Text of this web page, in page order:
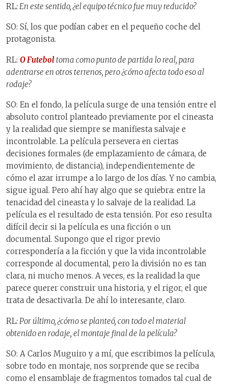
RL: En este sentido, ¿el equipo técnico fue muy reducido?
SO: Sí, los que podían caber en el pequeño coche del
protagonista.
RL: O Futebol toma como punto de partida lo real, para
adentrarse en otros terrenos, pero ¿cómo afecta todo eso al
rodaje?
SO: En el fondo, la película surge de una tensión entre el
absoluto control planteado previamente por el cineasta
y la realidad que siempre se manifiesta salvaje e
incontrolable. La película persevera en ciertas
decisiones formales (de emplazamiento de cámara, de
movimiento, de distancia), independientemente de
cómo el azar irrumpe a lo largo de los días. Y no cambia,
sigue igual. Pero ahí hay algo que se quiebra: entre la
tenacidad del cineasta y lo salvaje de la realidad. La
película es el resultado de esta tensión. Por eso resulta
difícil decir si la película es una ficción o un
documental. Supongo que el rigor previo
correspondería a la ficción y que la vida incontrolable
corresponde al documental, pero la división no es tan
clara, ni mucho menos. A veces, es la realidad la que
parece querer construir una historia, y el rigor, el que
trata de desactivarla. De ahí lo interesante, claro.
RL: Por último, ¿cómo se planteó, con todo el material
obtenido en rodaje, el montaje final de la película?
SO: A Carlos Muguiro y a mí, que escribimos la película,
sobre todo en montaje, nos sorprende que se reciba
como el ensamblaje de fragmentos tomados tal cual de